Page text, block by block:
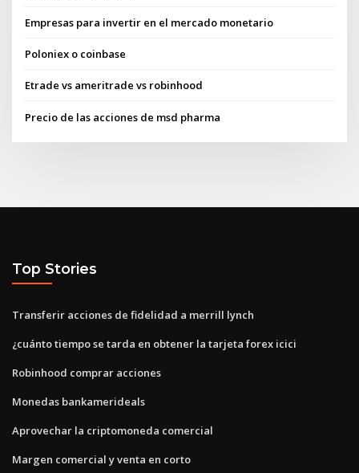
Empresas para invertir en el mercado monetario
Poloniex o coinbase
Etrade vs ameritrade vs robinhood
Precio de las acciones de msd pharma
Top Stories
Transferir acciones de fidelidad a merrill lynch
¿cuánto tiempo se tarda en obtener la tarjeta forex icici
Robinhood comprar acciones
Monedas bankamerideals
Aprovechar la criptomoneda comercial
Margen comercial y venta en corto